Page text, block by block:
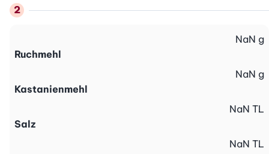
Ruchmehl
NaN g
Kastanienmehl
NaN g
Salz
NaN TL
NaN TL